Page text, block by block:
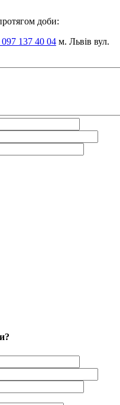
доби:
137 40 04 м. Львів вул.